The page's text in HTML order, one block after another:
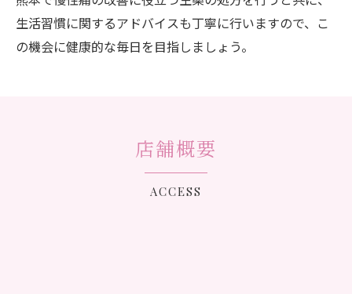
生活習慣に関するアドバイスも丁寧に行いますので、こ
の機会に健康的な毎日を目指しましょう。
店舗概要
ACCESS